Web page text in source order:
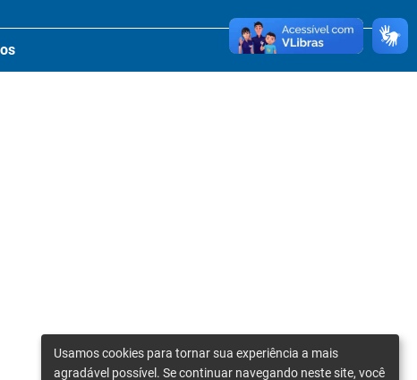
Usamos cookies para tornar sua experiência a mais
agradável possível. Se continuar navegando neste site, você